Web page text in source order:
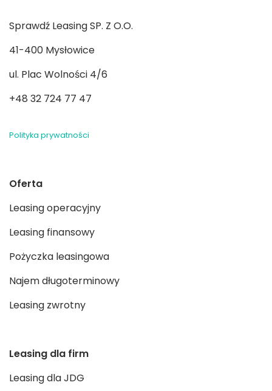
Sprawdź Leasing SP. Z O.O.
41-400 Mysłowice
ul. Plac Wolności 4/6
+48 32 724 77 47
Polityka prywatności
Oferta
Leasing operacyjny
Leasing finansowy
Pożyczka leasingowa
Najem długoterminowy
Leasing zwrotny
Leasing dla firm
Leasing dla JDG